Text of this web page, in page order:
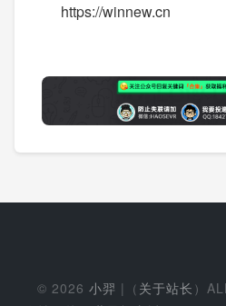
https://winnew.cn
© 2026 小羿 |（ 关于站长 ）